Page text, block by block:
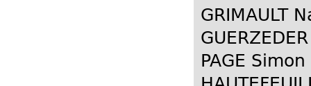
GRIMAULT
PAGE